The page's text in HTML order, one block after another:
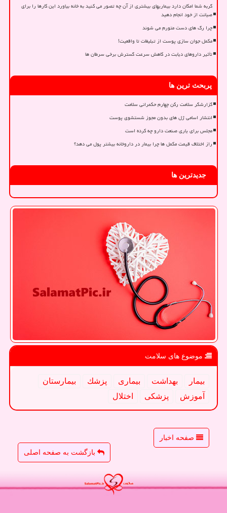
گربه شما امکان دارد بیماریهای بیشتری از آن چه تصور می کنید به خانه بیاورد این کارها را برای
صیانت از خود انجام دهید
چرا رگ های دست متورم می شوند
مکمل جوان سازی پوست از تبلیغات تا واقعیت!
تأثیر داروهای دیابت در کاهش سرعت گسترش برخی سرطان ها
پربحث ترین ها
گزارشگر سلامت رکن چهارم حکمرانی سلامت
انتشار اسامی ژل های بدون مجوز شستشوی پوست
مجلس برای یاری صنعت دارو چه کرده است
راز اختلاف قیمت مکمل ها چرا بیمار در داروخانه بیشتر پول می دهد؟
جدیدترین ها
موضوع های سلامت
بیمار بهداشت بیماری پزشك
بیمارستان
آموزش
پزشكی اختلال
صفحه اخبار
بازگشت به صفحه اصلی